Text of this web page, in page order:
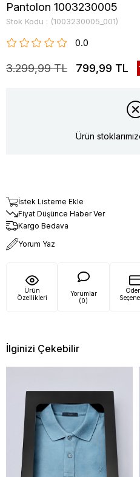
Pantolon 1003230005
Stok Kodu (1003230005_001)
0.0
3.299,99 TL 799,99 TL
Ürün
İstek Listeme Ekle
Fiyat Düşünce Haber Ver
Kargo Bedava
Yorum Yaz
Ürün
Özellikleri
Yorumlar
(0)
İlginizi Çekebilir